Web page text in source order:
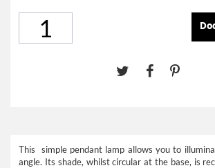
This simple pendant lamp allows you to
angle. Its shade, whilst circular at the base, is